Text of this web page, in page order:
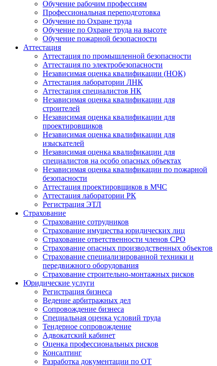
Обучение рабочим профессиям
Профессиональная переподготовка
Обучение по Охране труда
Обучение по Охране труда на высоте
Обучение пожарной безопасности
Аттестация
Аттестация по промышленной безопасности
Аттестация по электробезопасности
Независимая оценка квалификации (НОК)
Аттестация лаборатории ЛНК
Аттестация специалистов НК
Независимая оценка квалификации для
строителей
Независимая оценка квалификации для
проектировщиков
Независимая оценка квалификации для
изыскателей
Независимая оценка квалификации для
специалистов на особо опасных объектах
Независимая оценка квалификации по пожарной
безопасности
Аттестация проектировщиков в МЧС
Аттестация лаборатории РК
Регистрация ЭТЛ
Страхование
Страхование сотрудников
Страхование имущества юридических лиц
Страхование ответственности членов СРО
Страхование опасных производственных объектов
Страхование специализированной техники и
передвижного оборудования
Страхование строительно-монтажных рисков
Юридические услуги
Регистрация бизнеса
Ведение арбитражных дел
Сопровождение бизнеса
Специальная оценка условий труда
Тендерное сопровождение
Адвокатский кабинет
Оценка профессиональных рисков
Консалтинг
Разработка документации по ОТ